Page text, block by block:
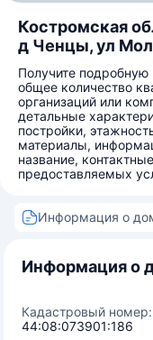
Костромская
д Ченцы, ул
Получите
общее количество
организаций или
детальные
постройки,
материалы,
название,
предоставляемых
Информация о
Информация о
Кадастровый номер:
44:08:073901:186